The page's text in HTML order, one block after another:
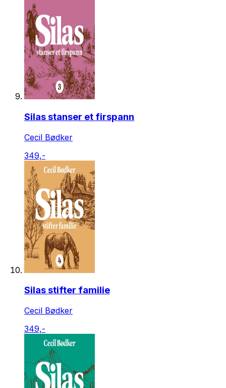
Silas stanser et firspann
Cecil Bødker
349,-
Silas stifter familie
Cecil Bødker
349,-